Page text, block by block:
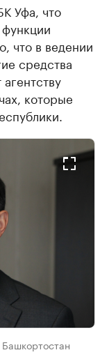
Уфа, что
что в ведении
средства
которые